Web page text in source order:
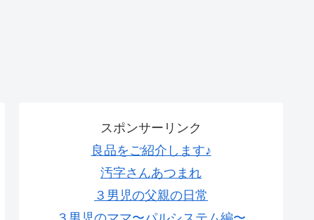
スポンサーリンク
良品をご紹介します♪
汚字さんあつまれ
３男児の父親の日常